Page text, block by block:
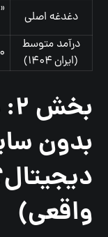
دغدغه اصلی
درآمد متوسط
(ایران ۱۴۰۴)
بدون
واقعی)